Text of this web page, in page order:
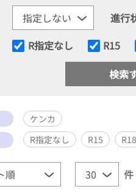
進行
R指定なし R15
ケンカ
R指定なし R15 R18
件